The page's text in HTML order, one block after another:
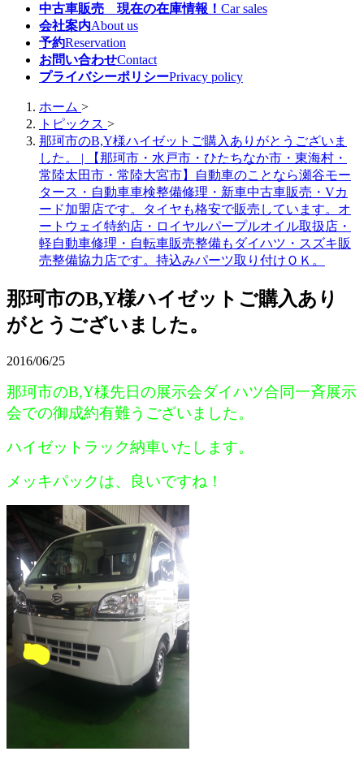
中古車販売 現在の在庫情報！ Car sales
会社案内About us
予約Reservation
お問い合わせContact
プライバシーポリシーPrivacy policy
ホーム >
トピックス >
那珂市のB,Y様ハイゼットご購入ありがとうございま
した。 | 【那珂市・水戸市・ひたちなか市・東海村・
常陸太田市・常陸大宮市】自動車のことなら瀬谷モー
タース・自動車車検整備修理・新車中古車販売・Vカ
ード加盟店です。タイヤも格安で販売しています。オ
ートウェイ特約店・ロイヤルパープルオイル取扱店・
軽自動車修理・自転車販売整備もダイハツ・スズキ販
売整備協力店です。持込みパーツ取り付けＯＫ。
那珂市のB,Y様ハイゼットご購入あり
がとうございました。
2016/06/25
那珂市のB,Y様先日の展示会ダイハツ合同一斉展示
会での御成約有難うございました。
ハイゼットラック納車いたします。
メッキパックは、良いですね！